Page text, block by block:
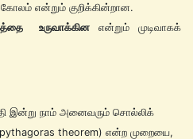
என்றும் குறிக்கின்றான.
உருவாக்கின என்றும் முடிவாகக்
இன்று நாம் அனைவரும் சொல்லிக்
theorem) என்ற முறையை,